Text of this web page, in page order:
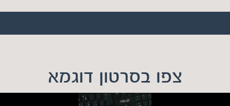
צפו בסרטון דוגמא